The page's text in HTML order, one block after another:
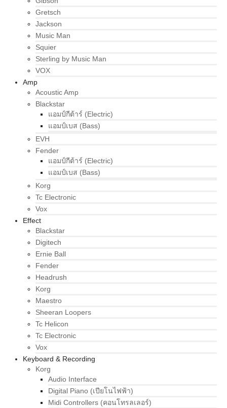
Gretsch
Jackson
Music Man
Squier
Sterling by Music Man
VOX
Amp
Acoustic Amp
Blackstar
แอมป์กีต้าร์ (Electric)
แอมป์เบส (Bass)
EVH
Fender
แอมป์กีต้าร์ (Electric)
แอมป์เบส (Bass)
Korg
Tc Electronic
Vox
Effect
Blackstar
Digitech
Ernie Ball
Fender
Headrush
Korg
Maestro
Sheeran Loopers
Tc Helicon
Tc Electronic
Vox
Keyboard & Recording
Korg
Audio Interface
Digital Piano (เปียโนไฟฟ้า)
Midi Controllers (คอนโทรลเลอร์)